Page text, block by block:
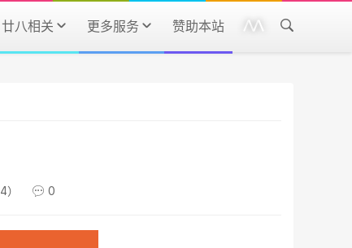
廿八相关 更多服务 赞助本站
） 0